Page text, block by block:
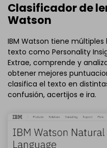
Clasificador de
Watson
IBM Watson tiene
texto como Personality
Extrae, comprende y
obtener mejores
clasifica el texto en
confusión, acertijos e ira.